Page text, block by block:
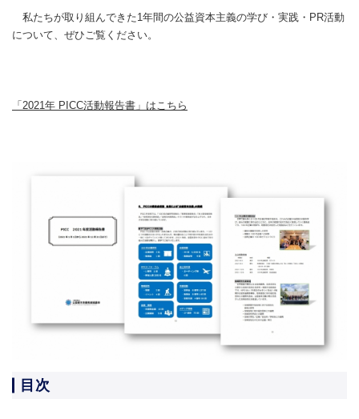
私たちが取り組んできた1年間の公益資本主義の学び・実践・PR活動
について、ぜひご覧ください。
「2021年 PICC活動報告書」はこちら
目次